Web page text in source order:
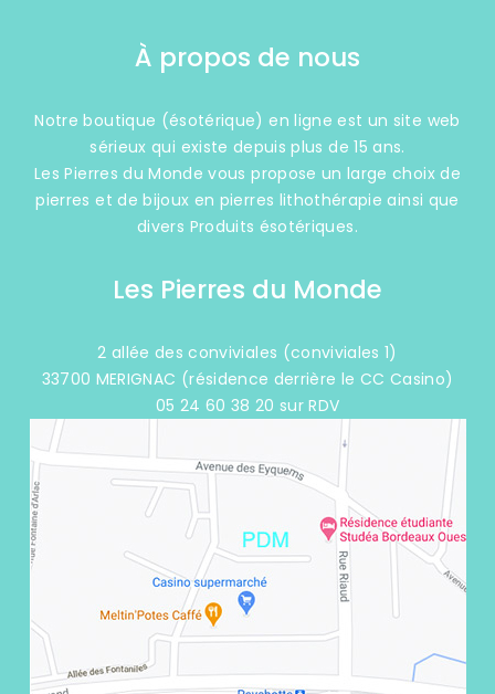
À propos de nous
Notre boutique (ésotérique) en ligne est un site web
sérieux qui existe depuis plus de 15 ans.
Les Pierres du Monde vous propose un large choix de
pierres et de bijoux en pierres lithothérapie ainsi que
divers Produits ésotériques.
Les Pierres du Monde
2 allée des conviviales (conviviales 1)
33700 MERIGNAC (résidence derrière le CC Casino)
05 24 60 38 20 sur RDV